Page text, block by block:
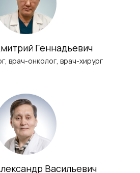
Геннадьевич
врач-онколог, врач-хирург
Васильевич